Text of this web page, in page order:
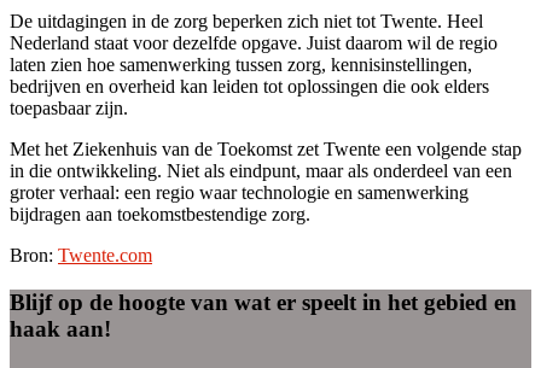
De uitdagingen in de zorg beperken zich niet tot Twente. Heel
Nederland staat voor dezelfde opgave. Juist daarom wil de regio
laten zien hoe samenwerking tussen zorg, kennisinstellingen,
bedrijven en overheid kan leiden tot oplossingen die ook elders
toepasbaar zijn.
Met het Ziekenhuis van de Toekomst zet Twente een volgende stap
in die ontwikkeling. Niet als eindpunt, maar als onderdeel van een
groter verhaal: een regio waar technologie en samenwerking
bijdragen aan toekomstbestendige zorg.
Bron: Twente.com
Blijf op de hoogte van wat er speelt in het gebied en
haak aan!